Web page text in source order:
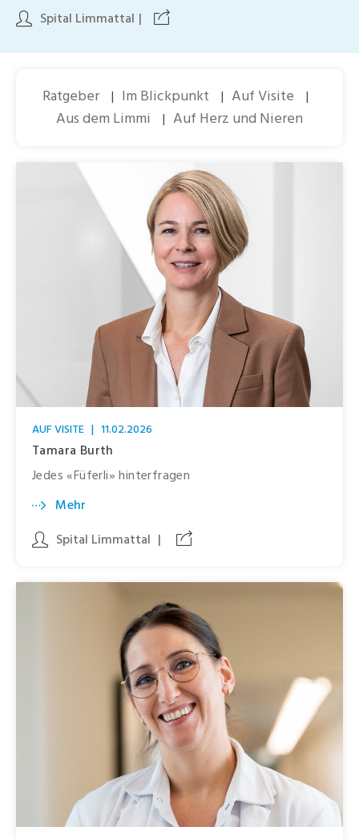
Spital Limmattal |
Ratgeber | Im Blickpunkt | Auf Visite |
Aus dem Limmi | Auf Herz und Nieren
AUF VISITE | 11.02.2026
Tamara Burth
Jedes «Füferli» hinterfragen
Mehr
Spital Limmattal |